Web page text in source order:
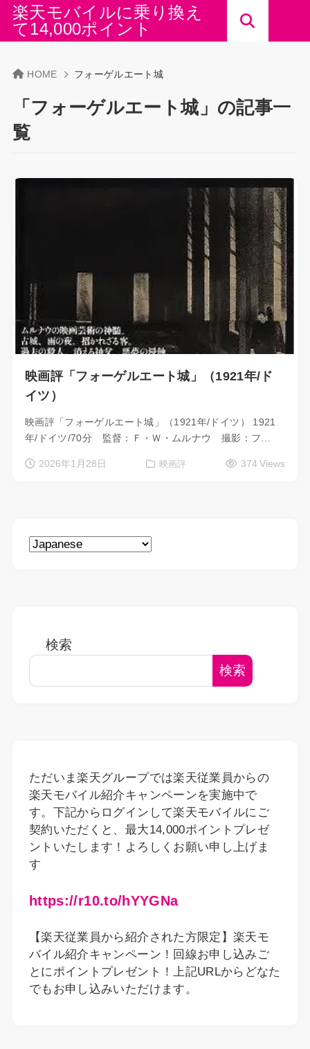
楽天モバイルに乗り換え
て14,000ポイント
HOME フォーゲルエート城
「フォーゲルエート城」の記事一
覧
映画評「フォーゲルエート城」（1921年/ド
イツ）
映画評「フォーゲルエート城」（1921年/ドイツ） 1921
年/ドイツ/70分 監督：Ｆ・Ｗ・ムルナウ 撮影：フ…
2026年1月28日 映画評 374 Views
検索
検索
ただいま楽天グループでは楽天従業員からの
楽天モバイル紹介キャンペーンを実施中で
す。下記からログインして楽天モバイルにご
契約いただくと、最大14,000ポイントプレゼ
ントいたします！よろしくお願い申し上げま
す
https://r10.to/hYYGNa
【楽天従業員から紹介された方限定】楽天モ
バイル紹介キャンペーン！回線お申し込みご
とにポイントプレゼント！上記URLからどなた
でもお申し込みいただけます。